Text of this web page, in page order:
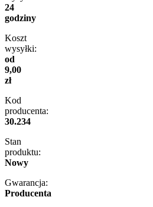
24
godziny
Koszt
wysyłki:
od
9,00
zł
Kod
producenta:
30.234
Stan
produktu:
Nowy
Gwarancja:
Producenta